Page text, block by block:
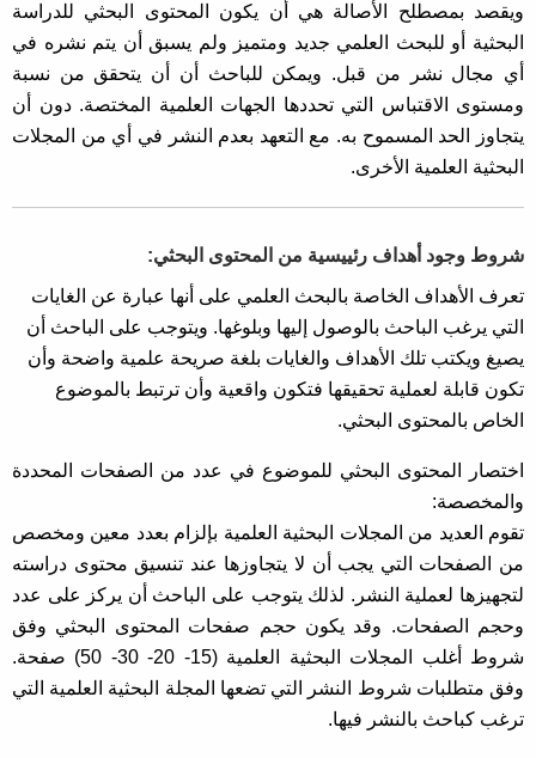
ويقصد بمصطلح الأصالة هي أن يكون المحتوى البحثي للدراسة
البحثية أو للبحث العلمي جديد ومتميز ولم يسبق أن يتم نشره في
أي مجال نشر من قبل. ويمكن للباحث أن أن يتحقق من نسبة
ومستوى الاقتباس التي تحددها الجهات العلمية المختصة. دون أن
يتجاوز الحد المسموح به. مع التعهد بعدم النشر في أي من المجلات
البحثية العلمية الأخرى.
شروط وجود أهداف رئييسية من المحتوى البحثي:
تعرف الأهداف الخاصة بالبحث العلمي على أنها عبارة عن الغايات
التي يرغب الباحث بالوصول إليها وبلوغها. ويتوجب على الباحث أن
يصيغ ويكتب تلك الأهداف والغايات بلغة صريحة علمية واضحة وأن
تكون قابلة لعملية تحقيقها فتكون واقعية وأن ترتبط بالموضوع
الخاص بالمحتوى البحثي.
اختصار المحتوى البحثي للموضوع في عدد من الصفحات المحددة
والمخصصة:
تقوم العديد من المجلات البحثية العلمية بإلزام بعدد معين ومخصص
من الصفحات التي يجب أن لا يتجاوزها عند تنسيق محتوى دراسته
لتجهيزها لعملية النشر. لذلك يتوجب على الباحث أن يركز على عدد
وحجم الصفحات. وقد يكون حجم صفحات المحتوى البحثي وفق
شروط أغلب المجلات البحثية العلمية (15- 20- 30- 50) صفحة.
وفق متطلبات شروط النشر التي تضعها المجلة البحثية العلمية التي
ترغب كباحث بالنشر فيها.